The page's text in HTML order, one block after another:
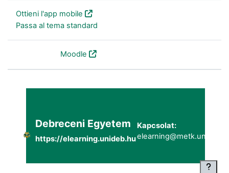
Ottieni l'app mobile
Passa al tema standard
Moodle
Debreceni Egyetem
https://elearning.unideb.hu
Kapcsolat: